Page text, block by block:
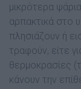
µικρότερα
αρπακτικά στο
πλησιάζουν ή
τραφούν, είτε
θερµοκρασίες
κάνουν την